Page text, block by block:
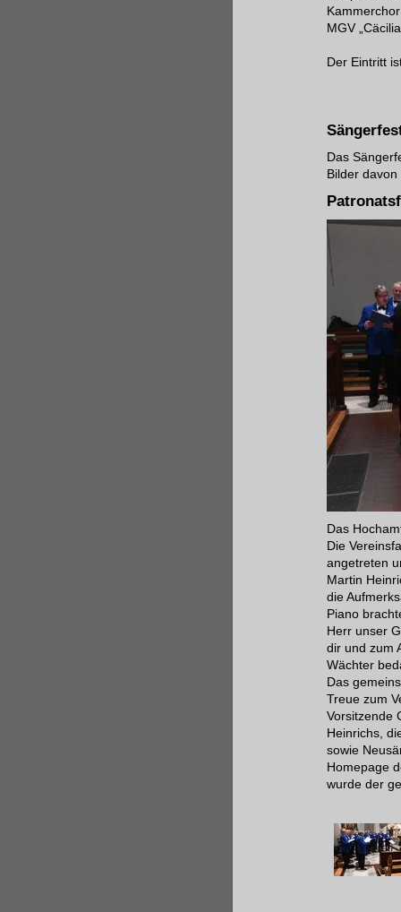
MGV
Der Eintritt
Das
Bilder
Das
Die
angetreten
Martin
die
Piano
Herr unser
dir und zum
Wächter
Das
Treue zum
Vorsitzende
Heinrichs,
sowie
Homepage
wurde der